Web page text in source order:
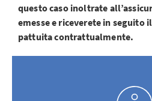
questo caso inoltrate
emesse e riceverete in seguito
pattuita contrattualmente.